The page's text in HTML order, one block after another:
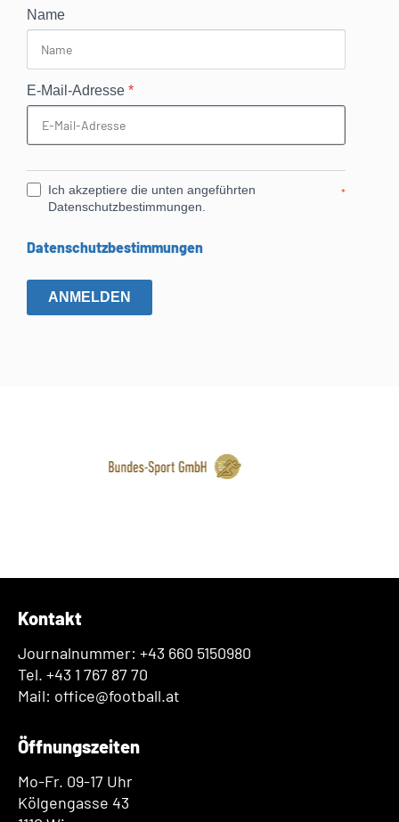
Name
E-Mail-Adresse *
Ich akzeptiere die unten angeführten
Datenschutzbestimmungen.
*
Datenschutzbestimmungen
ANMELDEN
Kontakt
Journalnummer: +43 660 5150980
Tel. +43 1 767 87 70
Mail: office@football.at
Öffnungszeiten
Mo-Fr. 09-17 Uhr
Kölgengasse 43